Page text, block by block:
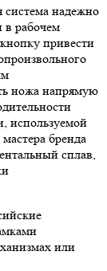
система надежно
в рабочем
привести
ножа напрямую
используемой
бренда
сплав,
или